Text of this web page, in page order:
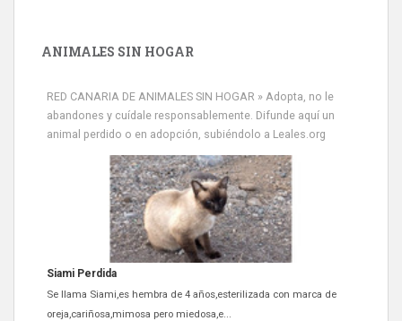
ANIMALES SIN HOGAR
RED CANARIA DE ANIMALES SIN HOGAR » Adopta, no le
abandones y cuídale responsablemente. Difunde aquí un
animal perdido o en adopción, subiéndolo a Leales.org
Siami Perdida
Se llama Siami,es hembra de 4 años,esterilizada con marca de
oreja,cariñosa,mimosa pero miedosa,e...